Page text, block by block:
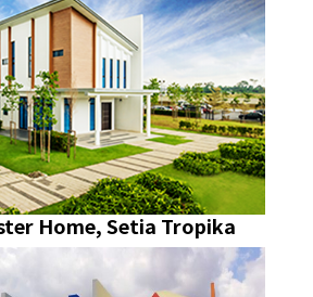
Home, Setia Tropika